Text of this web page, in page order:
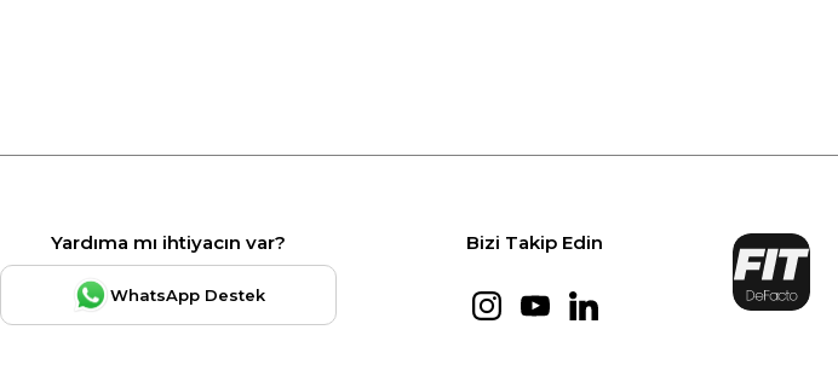
Yardıma mı ihtiyacın var?
WhatsApp Destek
Bizi Takip Edin